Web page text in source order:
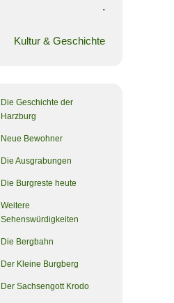
.
Kultur & Geschichte
Die Geschichte der
Harzburg
Neue Bewohner
Die Ausgrabungen
Die Burgreste heute
Weitere
Sehenswürdigkeiten
Die Bergbahn
Der Kleine Burgberg
Der Sachsengott Krodo